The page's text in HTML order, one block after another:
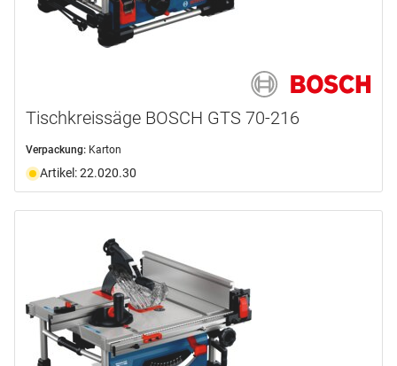
Tischkreissäge BOSCH GTS 70-216
Verpackung: Karton
Artikel: 22.020.30